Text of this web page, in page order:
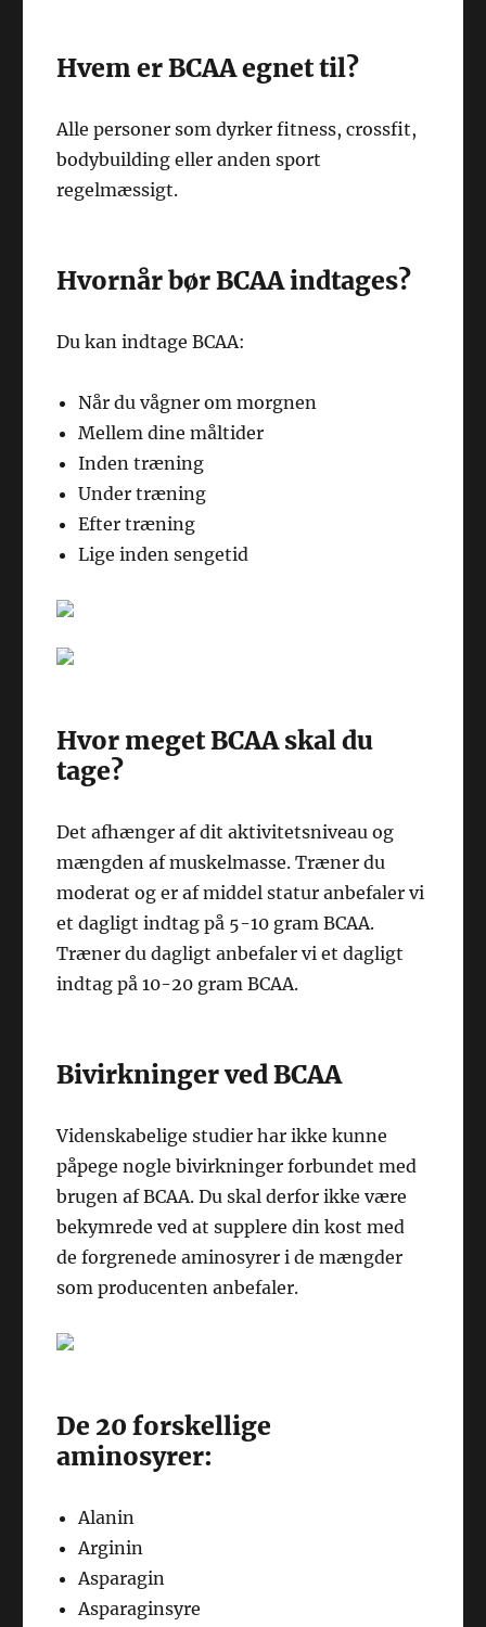
Hvem er BCAA egnet til?
Alle personer som dyrker fitness, crossfit,
bodybuilding eller anden sport
regelmæssigt.
Hvornår bør BCAA indtages?
Du kan indtage BCAA:
Når du vågner om morgnen
Mellem dine måltider
Inden træning
Under træning
Efter træning
Lige inden sengetid
Hvor meget BCAA skal du
tage?
Det afhænger af dit aktivitetsniveau og
mængden af muskelmasse. Træner du
moderat og er af middel statur anbefaler vi
et dagligt indtag på 5-10 gram BCAA.
Træner du dagligt anbefaler vi et dagligt
indtag på 10-20 gram BCAA.
Bivirkninger ved BCAA
Videnskabelige studier har ikke kunne
påpege nogle bivirkninger forbundet med
brugen af BCAA. Du skal derfor ikke være
bekymrede ved at supplere din kost med
de forgrenede aminosyrer i de mængder
som producenten anbefaler.
De 20 forskellige
aminosyrer:
Alanin
Arginin
Asparagin
Asparaginsyre